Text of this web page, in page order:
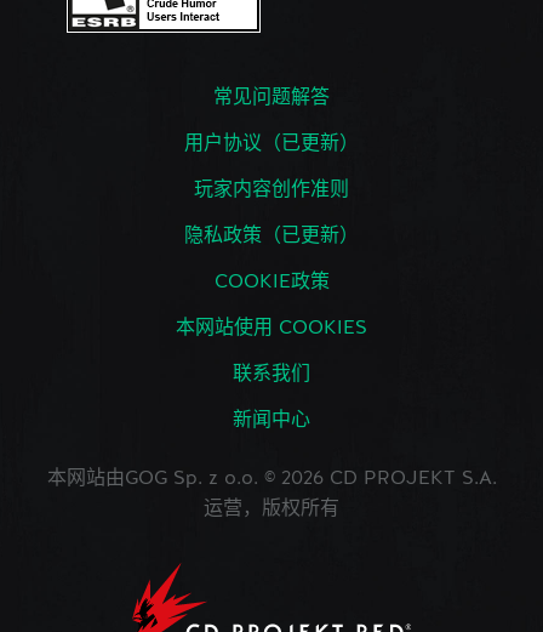
常见问题解答
用户协议（已更新）
玩家内容创作准则
隐私政策（已更新）
COOKIE政策
本网站使用 COOKIES
联系我们
新闻中心
本网站由GOG Sp. z o.o. © 2026 CD PROJEKT S.A.
运营，版权所有